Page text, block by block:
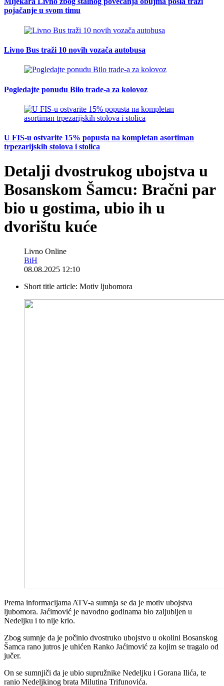
pojačanje u svom timu
Livno Bus traži 10 novih vozača autobusa
Pogledajte ponudu Bilo trade-a za kolovoz
U FIS-u ostvarite 15% popusta na kompletan asortiman
trpezarijskih stolova i stolica
Detalji dvostrukog ubojstva u
Bosanskom Šamcu: Bračni par
bio u gostima, ubio ih u
dvorištu kuće
Livno Online
BiH
08.08.2025 12:10
Short title article: Motiv ljubomora
Prema informacijama ATV-a sumnja se da je motiv ubojstva
ljubomora. Jaćimović je navodno godinama bio zaljubljen u
Nedeljku i to nije krio.
Zbog sumnje da je počinio dvostruko ubojstvo u okolini Bosanskog
Šamca rano jutros je uhićen Ranko Jaćimović za kojim se tragalo od
jučer.
On se sumnjiči da je ubio supružnike Nedeljku i Gorana Ilića, te
ranio Nedeljkinog brata Milutina Trifunovića.